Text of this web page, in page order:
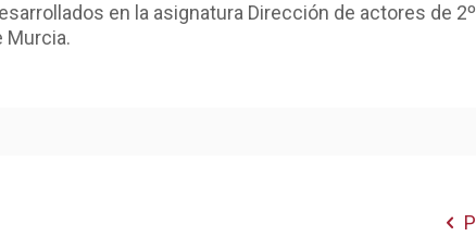
en la asignatura Dirección de actores de
Murcia.